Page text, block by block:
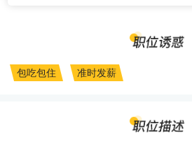
包吃包住 准时发薪